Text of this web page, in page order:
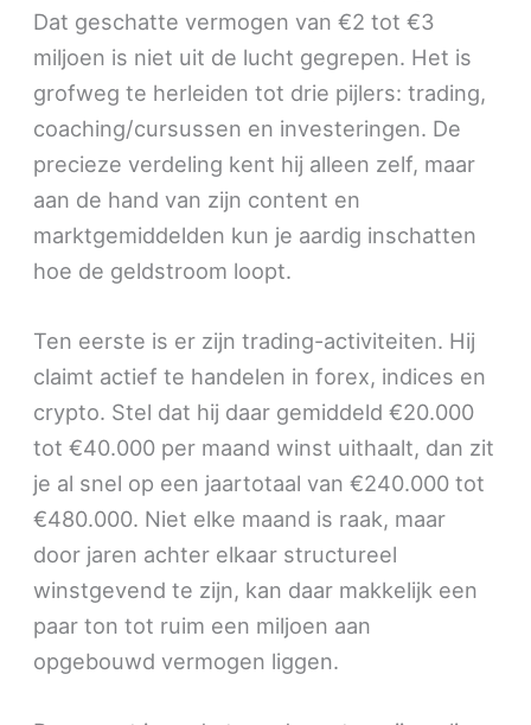
Dat geschatte vermogen van €2 tot €3
miljoen is niet uit de lucht gegrepen. Het is
grofweg te herleiden tot drie pijlers: trading,
coaching/cursussen en investeringen. De
precieze verdeling kent hij alleen zelf, maar
aan de hand van zijn content en
marktgemiddelden kun je aardig inschatten
hoe de geldstroom loopt.
Ten eerste is er zijn trading-activiteiten. Hij
claimt actief te handelen in forex, indices en
crypto. Stel dat hij daar gemiddeld €20.000
tot €40.000 per maand winst uithaalt, dan zit
je al snel op een jaartotaal van €240.000 tot
€480.000. Niet elke maand is raak, maar
door jaren achter elkaar structureel
winstgevend te zijn, kan daar makkelijk een
paar ton tot ruim een miljoen aan
opgebouwd vermogen liggen.